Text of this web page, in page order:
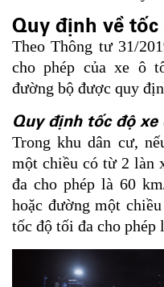
Quy định về
Theo Thông tư 31/
cho phép của xe ô
đường bộ được quy
Quy định tốc độ
Trong khu dân cư,
một chiều có từ 2 làn
đa cho phép là 60
hoặc đường một
tốc độ tối đa cho phép